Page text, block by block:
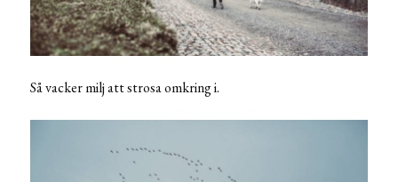
Så vacker milj att strosa omkring i.